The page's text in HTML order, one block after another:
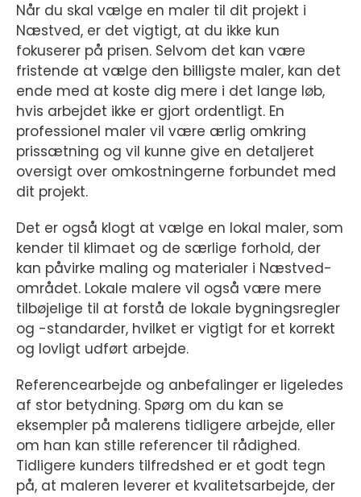
Når du skal vælge en maler til dit projekt i
Næstved, er det vigtigt, at du ikke kun
fokuserer på prisen. Selvom det kan være
fristende at vælge den billigste maler, kan det
ende med at koste dig mere i det lange løb,
hvis arbejdet ikke er gjort ordentligt. En
professionel maler vil være ærlig omkring
prissætning og vil kunne give en detaljeret
oversigt over omkostningerne forbundet med
dit projekt.
Det er også klogt at vælge en lokal maler, som
kender til klimaet og de særlige forhold, der
kan påvirke maling og materialer i Næstved-
området. Lokale malere vil også være mere
tilbøjelige til at forstå de lokale bygningsregler
og -standarder, hvilket er vigtigt for et korrekt
og lovligt udført arbejde.
Referencearbejde og anbefalinger er ligeledes
af stor betydning. Spørg om du kan se
eksempler på malerens tidligere arbejde, eller
om han kan stille referencer til rådighed.
Tidligere kunders tilfredshed er et godt tegn
på, at maleren leverer et kvalitetsarbejde, der